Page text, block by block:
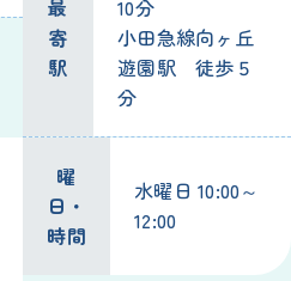
最
寄
駅
10分
小田急線向ヶ丘
遊園駅 徒歩５
分
曜
日・
時間
水曜日 10:00～
12:00